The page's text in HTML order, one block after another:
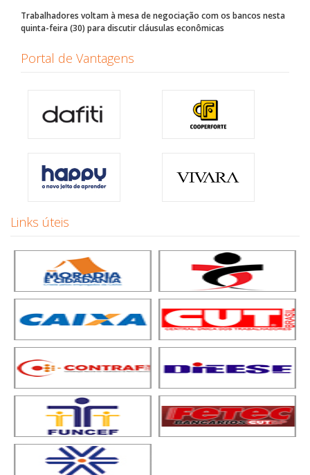
Trabalhadores voltam à mesa de negociação com os bancos nesta
quinta-feira (30) para discutir cláusulas econômicas
Portal de Vantagens
Links úteis